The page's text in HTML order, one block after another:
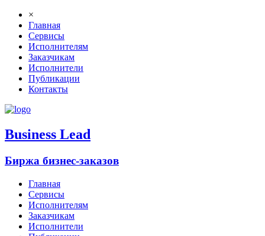
×
Главная
Сервисы
Исполнителям
Заказчикам
Исполнители
Публикации
Контакты
Business Lead
Биржа бизнес-заказов
Главная
Сервисы
Исполнителям
Заказчикам
Исполнители